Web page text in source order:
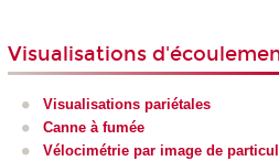
Visualisations
Visualisations pariétales
Canne à fumée
Vélocimétrie par image de